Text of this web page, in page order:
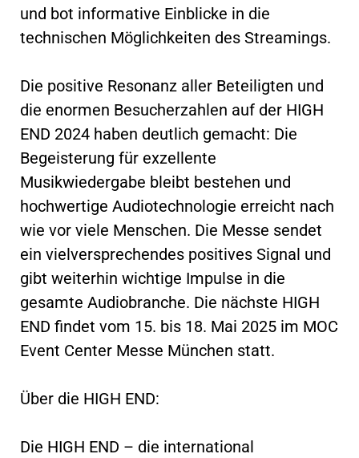
und bot informative Einblicke in die
technischen Möglichkeiten des Streamings.
Die positive Resonanz aller Beteiligten und
die enormen Besucherzahlen auf der HIGH
END 2024 haben deutlich gemacht: Die
Begeisterung für exzellente
Musikwiedergabe bleibt bestehen und
hochwertige Audiotechnologie erreicht nach
wie vor viele Menschen. Die Messe sendet
ein vielversprechendes positives Signal und
gibt weiterhin wichtige Impulse in die
gesamte Audiobranche. Die nächste HIGH
END findet vom 15. bis 18. Mai 2025 im MOC
Event Center Messe München statt.
Über die HIGH END:
Die HIGH END – die international